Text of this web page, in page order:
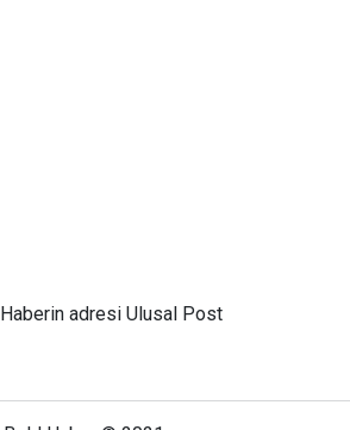
Haberin adresi Ulusal Post